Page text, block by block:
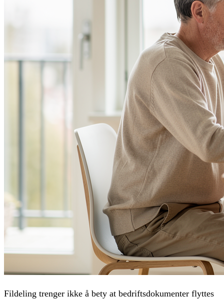
Fildeling trenger ikke å bety at bedriftsdokumenter flyttes